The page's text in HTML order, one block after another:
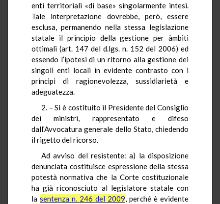
enti territoriali «di base» singolarmente intesi.
Tale interpretazione dovrebbe, però, essere
esclusa, permanendo nella stessa legislazione
statale il principio della gestione per àmbiti
ottimali (art. 147 del d.lgs. n. 152 del 2006) ed
essendo l’ipotesi di un ritorno alla gestione dei
singoli enti locali in evidente contrasto con i
principi di ragionevolezza, sussidiarietà e
adeguatezza.
2. – Si è costituito il Presidente del Consiglio
dei ministri, rappresentato e difeso
dall’Avvocatura generale dello Stato, chiedendo
il rigetto del ricorso.
Ad avviso del resistente: a) la disposizione
denunciata costituisce espressione della stessa
potestà normativa che la Corte costituzionale
ha già riconosciuto al legislatore statale con
la sentenza n. 246 del 2009, perché è evidente